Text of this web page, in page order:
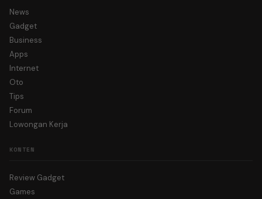
News
Gadget
Business
Apps
Internet
Oto
Tips
Forum
Lowongan Kerja
KONTEN
Review Gadget
Games